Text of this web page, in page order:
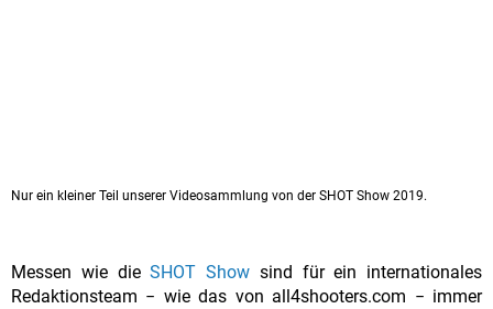
Nur ein kleiner Teil unserer Videosammlung von der SHOT Show 2019.
Messen wie dieSHOT Show sind für ein internationales
Redaktionsteam − wie das von all4shooters.com − immer